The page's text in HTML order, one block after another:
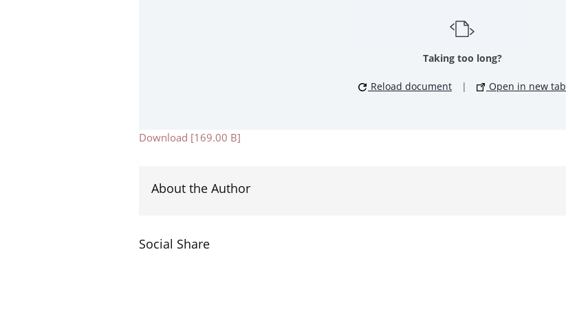
Taking too long?
Reload document | Open in new tab
Download [169.00 B]
About the Author
Social Share